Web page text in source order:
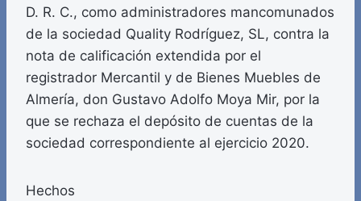
D. R. C., como administradores mancomunados
de la sociedad Quality Rodríguez, SL, contra la
nota de calificación extendida por el
registrador Mercantil y de Bienes Muebles de
Almería, don Gustavo Adolfo Moya Mir, por la
que se rechaza el depósito de cuentas de la
sociedad correspondiente al ejercicio 2020.
Hechos